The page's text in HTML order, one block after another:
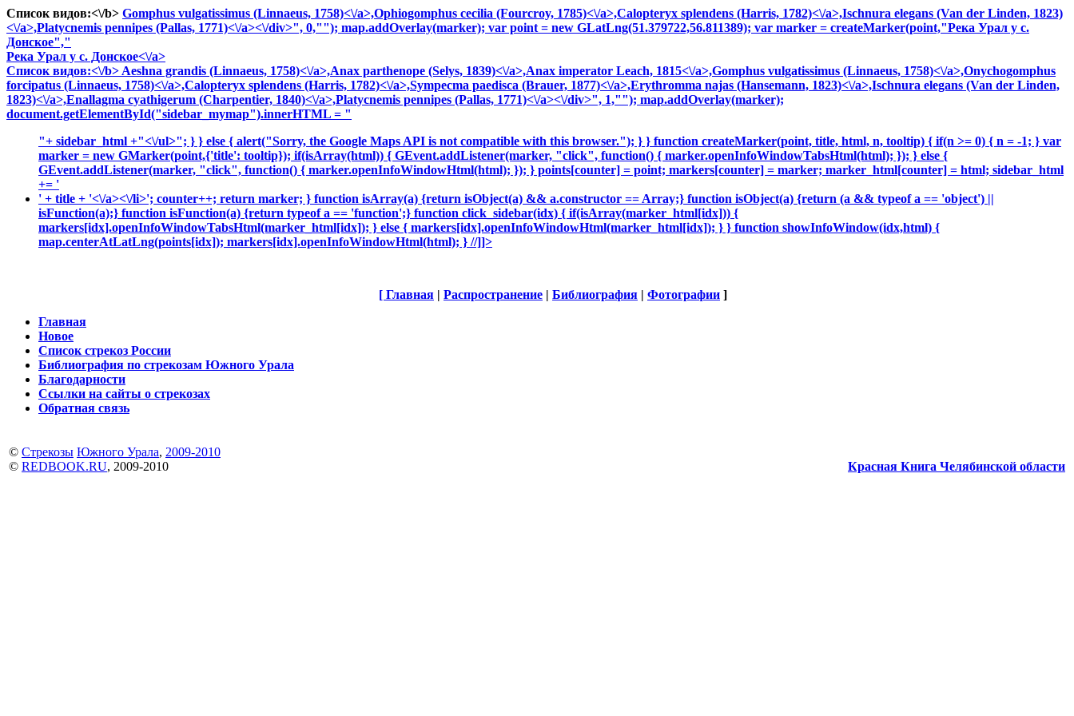
Список видов:<\/b> Gomphus vulgatissimus (Linnaeus, 1758)<\/a>,Ophiogomphus cecilia (Fourcroy, 1785)<\/a>,Calopteryx splendens (Harris, 1782)<\/a>,Ischnura elegans (Van der Linden, 1823)
<\/a>,Platycnemis pennipes (Pallas, 1771)<\/a><\/div>", 0,""); map.addOverlay(marker); var point = new GLatLng(51.379722,56.811389); var marker = createMarker(point,"Река Урал у с.
Донское","
Река Урал у с. Донское<\/a>
Список видов:<\/b> Aeshna grandis (Linnaeus, 1758)<\/a>,Anax parthenope (Selys, 1839)<\/a>,Anax imperator Leach, 1815<\/a>,Gomphus vulgatissimus (Linnaeus, 1758)<\/a>,Onychogomphus
forcipatus (Linnaeus, 1758)<\/a>,Calopteryx splendens (Harris, 1782)<\/a>,Sympecma paedisca (Brauer, 1877)<\/a>,Erythromma najas (Hansemann, 1823)<\/a>,Ischnura elegans (Van der Linden,
1823)<\/a>,Enallagma cyathigerum (Charpentier, 1840)<\/a>,Platycnemis pennipes (Pallas, 1771)<\/a><\/div>", 1,""); map.addOverlay(marker);
document.getElementById("sidebar_mymap").innerHTML = "
"+ sidebar_html +"<\/ul>"; } } else { alert("Sorry, the Google Maps API is not compatible with this browser."); } } function createMarker(point, title, html, n, tooltip) { if(n >= 0) { n = -1; } var
marker = new GMarker(point,{'title': tooltip}); if(isArray(html)) { GEvent.addListener(marker, "click", function() { marker.openInfoWindowTabsHtml(html); }); } else {
GEvent.addListener(marker, "click", function() { marker.openInfoWindowHtml(html); }); } points[counter] = point; markers[counter] = marker; marker_html[counter] = html; sidebar_html
+= '
' + title + '<\/a><\/li>'; counter++; return marker; } function isArray(a) {return isObject(a) && a.constructor == Array;} function isObject(a) {return (a && typeof a == 'object') ||
isFunction(a);} function isFunction(a) {return typeof a == 'function';} function click_sidebar(idx) { if(isArray(marker_html[idx])) {
markers[idx].openInfoWindowTabsHtml(marker_html[idx]); } else { markers[idx].openInfoWindowHtml(marker_html[idx]); } } function showInfoWindow(idx,html) {
map.centerAtLatLng(points[idx]); markers[idx].openInfoWindowHtml(html); } //]]>
[ Главная | Распространение | Библиография | Фотографии ]
Главная
Новое
Список стрекоз России
Библиография по стрекозам Южного Урала
Благодарности
Ссылки на сайты о стрекозах
Обратная связь
© Стрекозы Южного Урала, 2009-2010
© REDBOOK.RU, 2009-2010 Красная Книга Челябинской области